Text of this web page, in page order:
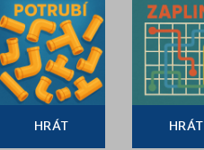
HRÁT HRÁT